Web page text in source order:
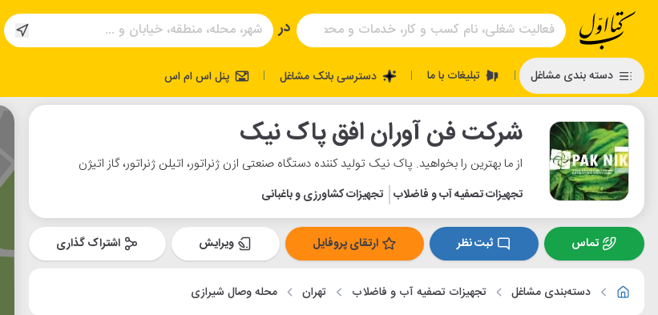
در
دسته بندی مشاغل | تبلیغات با ما | دسترسی بانک مشاغل | پنل اس ام اس
شرکت فن آوران افق پاک نیک
از ما بهترین را بخواهید. پاک نیک تولید کننده دستگاه صنعتی ازن ژنراتور، اتیلن ژنراتور، گاز اتیژن
تجهیزات تصفیه آب و فاضلاب تجهیزات کشاورزی و باغبانی
تماس ثبت نظر ارتقای پروفایل ویرایش اشتراک گذاری
دسته‌بندی مشاغل تجهیزات تصفیه آب و فاضلاب تهران محله وصال شیرازی